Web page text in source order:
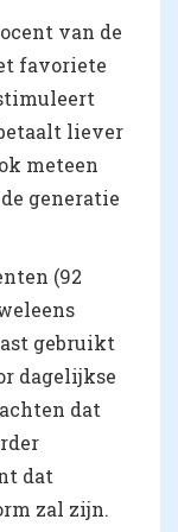
van de
favoriete
liever
meteen
generatie
(92
gebruikt
dagelijkse
dat
dat
zal zijn.